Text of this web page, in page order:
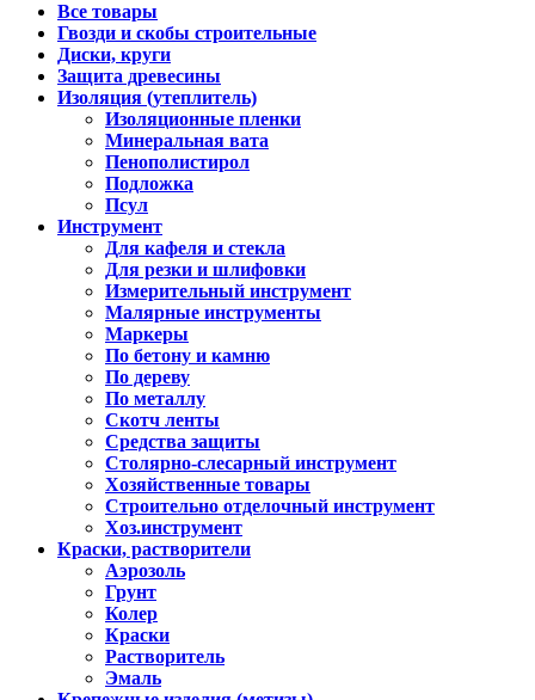
Все товары
Гвозди и скобы строительные
Диски, круги
Защита древесины
Изоляция (утеплитель)
Изоляционные пленки
Минеральная вата
Пенополистирол
Подложка
Псул
Инструмент
Для кафеля и стекла
Для резки и шлифовки
Измерительный инструмент
Малярные инструменты
Маркеры
По бетону и камню
По дереву
По металлу
Скотч ленты
Средства защиты
Столярно-слесарный инструмент
Хозяйственные товары
Строительно отделочный инструмент
Хоз.инструмент
Краски, растворители
Аэрозоль
Грунт
Колер
Краски
Растворитель
Эмаль